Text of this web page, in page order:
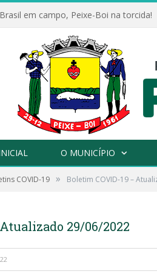
Brasil em campo, Peixe-Boi na torcida!
O MUNICÍPIO
COVID-19 » Boletim COVID-19 –
29/06/2022